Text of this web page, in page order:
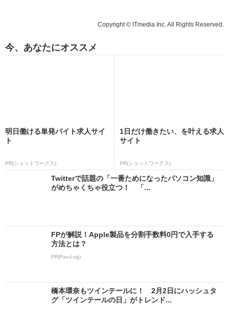
Copyright © ITmedia Inc. All Rights Reserved.
今、あなたにオススメ
明日働ける単発バイト求人サイ
ト
PR(ショットワークス)
1日だけ働きたい、を叶える求人
サイト
PR(ショットワークス)
Twitterで話題の「一番ためになったパソコン知識」
がめちゃくちゃ役立つ！ 「...
FPが解説！Apple製品を分割手数料0円で入手する
方法とは？
PR(Fav-Log)
橋本環奈もツインテールに！ 2月2日にハッシュタ
グ「ツインテールの日」がトレンド...